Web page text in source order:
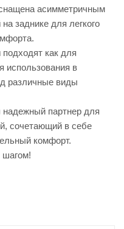
асимметричным
заднике для легкого
как для
использования в
различные виды
партнер для
сочетающий в себе
комфорт.
шагом!